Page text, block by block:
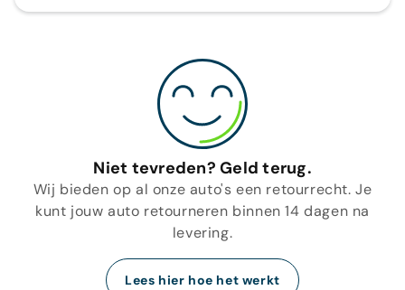
Niet tevreden? Geld terug.
Wij bieden op al onze auto's een retourrecht. Je
kunt jouw auto retourneren binnen 14 dagen na
levering.
Lees hier hoe het werkt